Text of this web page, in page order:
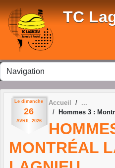
TC
Le dimanche
26
AVRIL 2026
Accueil
Hommes 3 :
MONTRÉAL